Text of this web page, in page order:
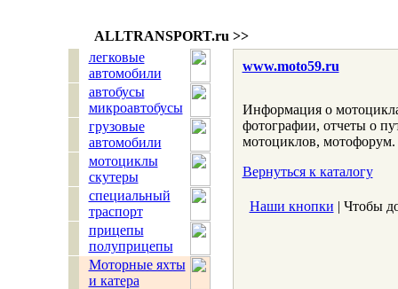
ALLTRANSPORT.ru >>
легковые
автомобили
автобусы
микроавтобусы
грузовые
автомобили
мотоциклы
скутеры
специальный
траспорт
прицепы
полуприцепы
Моторные яхты
и катера
www.moto59.ru
Информация о
фотографии, отчеты о
мотоциклов, мотофорум.
Вернуться к каталогу
Наши кнопки | Чтобы